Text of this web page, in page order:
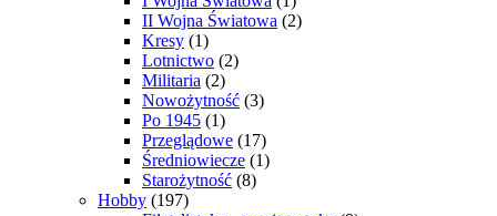
II Wojna Światowa (2)
Kresy (1)
Lotnictwo (2)
Militaria (2)
Nowożytność (3)
Po 1945 (1)
Przeglądowe (17)
Średniowiecze (1)
Starożytność (8)
Hobby (197)